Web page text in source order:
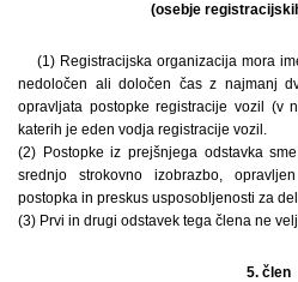
(osebje
(1) Registracijska organizacija mora
nedoločen ali določen čas z najmanj
opravljata postopke registracije vozil (v
katerih je eden vodja registracije vozil.
(2) Postopke iz prejšnjega odstavka
srednjo strokovno izobrazbo,
postopka in preskus usposobljenosti za
(3) Prvi in drugi odstavek tega člena ne
5. člen